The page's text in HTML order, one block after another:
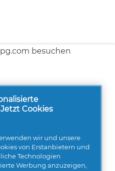
pg.com besuchen
Datenschutz
Cookies
wir und unsere
von Erstanbietern und
Technologien
Werbung anzuzeigen,